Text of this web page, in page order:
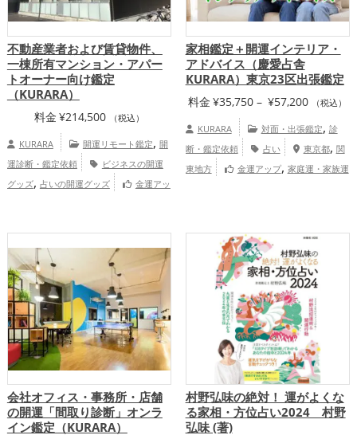
不動産業者および賃貸物件、
一棟所有マンション・アパー
トオーナー向け鑑定
（KURARA）
料金 ¥214,500 （税込）
KURARA 開運リモート鑑定, 開
運診断・鑑定依頼
ビジネスの開運
グッズ, 占いの開運グッズ
金運アッ
家相鑑定＋開運インテリア・
アドバイス（慶愛占舎
KURARA）東京23区出張鑑定
料金 ¥35,750 – ¥57,200価（税込）
KURARA 対面・出張鑑定, 診
断・鑑定依頼
占い 東京都, 関
東地方
金運アップ, 家庭運・家族運
会社オフィス・事務所・店舗
の開運「間取り診断」オンラ
イン鑑定（KURARA）
村野弘味の絶対！ 運がよくな
る家相・方位占い2024 村野
弘味 (著)